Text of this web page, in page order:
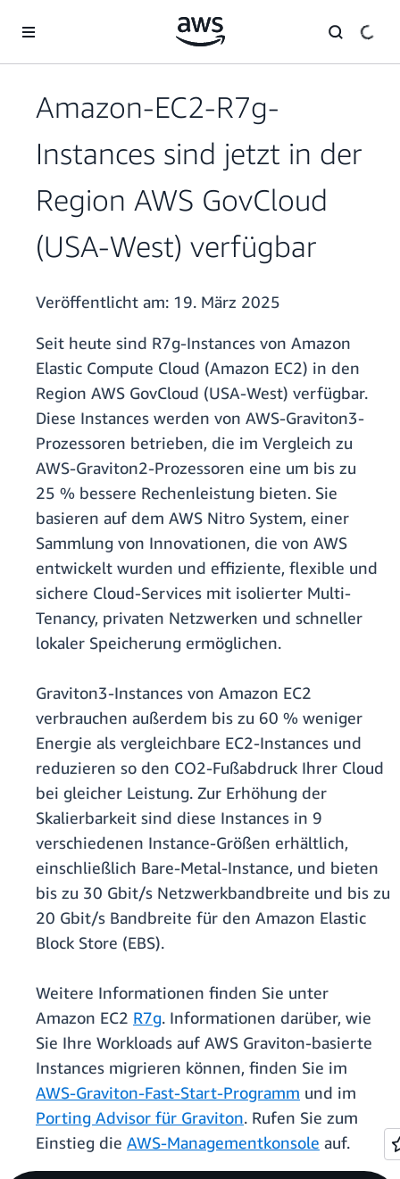
Überspringen zum Hauptinhalt
Amazon-EC2-R7g-
Instances sind jetzt in der
Region AWS GovCloud
(USA-West) verfügbar
Veröffentlicht am: 19. März 2025
Seit heute sind R7g-Instances von Amazon
Elastic Compute Cloud (Amazon EC2) in den
Region AWS GovCloud (USA-West) verfügbar.
Diese Instances werden von AWS-Graviton3-
Prozessoren betrieben, die im Vergleich zu
AWS-Graviton2-Prozessoren eine um bis zu
25 % bessere Rechenleistung bieten. Sie
basieren auf dem AWS Nitro System, einer
Sammlung von Innovationen, die von AWS
entwickelt wurden und effiziente, flexible und
sichere Cloud-Services mit isolierter Multi-
Tenancy, privaten Netzwerken und schneller
lokaler Speicherung ermöglichen.
Graviton3-Instances von Amazon EC2
verbrauchen außerdem bis zu 60 % weniger
Energie als vergleichbare EC2-Instances und
reduzieren so den CO2-Fußabdruck Ihrer Cloud
bei gleicher Leistung. Zur Erhöhung der
Skalierbarkeit sind diese Instances in 9
verschiedenen Instance-Größen erhältlich,
einschließlich Bare-Metal-Instance, und bieten
bis zu 30 Gbit/s Netzwerkbandbreite und bis zu
20 Gbit/s Bandbreite für den Amazon Elastic
Block Store (EBS).
Weitere Informationen finden Sie unter
Amazon EC2 R7g. Informationen darüber, wie
Sie Ihre Workloads auf AWS Graviton-basierte
Instances migrieren können, finden Sie im
AWS-Graviton-Fast-Start-Programm und im
Porting Advisor für Graviton. Rufen Sie zum
Einstieg die AWS-Managementkonsole auf.